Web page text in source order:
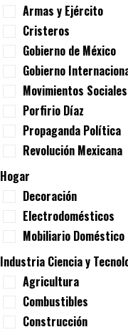
Armas y Ejército
Cristeros
Gobierno de México
Gobierno
Movimientos Sociales
Porfirio Díaz
Propaganda Política
Revolución Mexicana
Hogar
Decoración
Electrodomésticos
Mobiliario Doméstico
Industria Ciencia y
Agricultura
Combustibles
Construcción